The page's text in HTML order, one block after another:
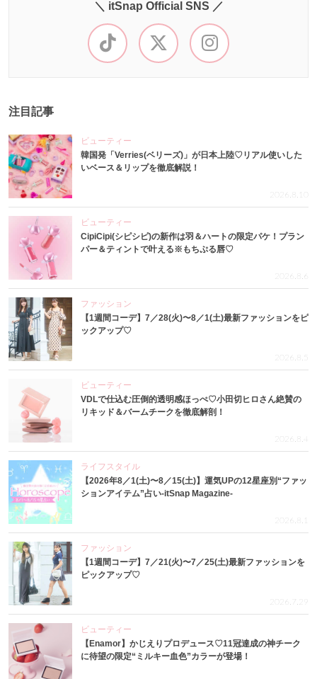
＼ itSnap Official SNS ／
注目記事
ビューティー
韓国発「Verries(ベリーズ)」が日本上陸♡リアル使いした
いベース＆リップを徹底解説！
2026.8.10
ビューティー
CipiCipi(シピシピ)の新作は羽＆ハートの限定パケ！プラン
パー＆ティントで叶える※もちぷる唇♡
2026.8.6
ファッション
【1週間コーデ】7／28(火)〜8／1(土)最新ファッションをピ
ックアップ♡
2026.8.5
ビューティー
VDLで仕込む圧倒的透明感ほっぺ♡小田切ヒロさん絶賛の
リキッド＆バームチークを徹底解剖！
2026.8.4
ライフスタイル
【2026年8／1(土)〜8／15(土)】運気UPの12星座別“ファッ
ションアイテム”占い-itSnap Magazine-
2026.8.1
ファッション
【1週間コーデ】7／21(火)〜7／25(土)最新ファッションを
ピックアップ♡
2026.7.29
ビューティー
【Enamor】かじえりプロデュース♡11冠達成の神チーク
に待望の限定“ミルキー血色”カラーが登場！